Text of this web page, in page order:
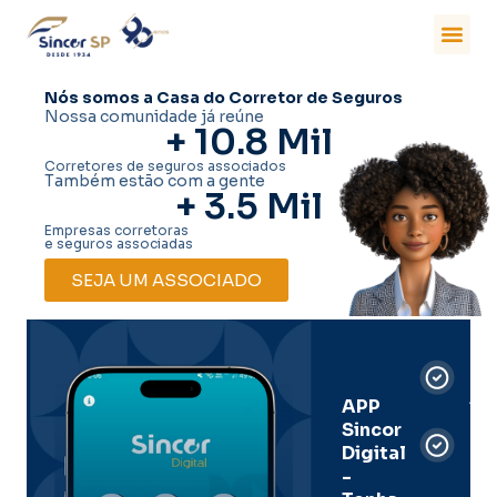
Nós somos a Casa do Corretor de Seguros
Nossa comunidade já reúne
+ 10.8 Mil
Corretores de seguros associados
Também estão com a gente
+ 3.5 Mil
Empresas corretoras
e seguros associadas
SEJA UM ASSOCIADO
APP
Sincor
Digital
-